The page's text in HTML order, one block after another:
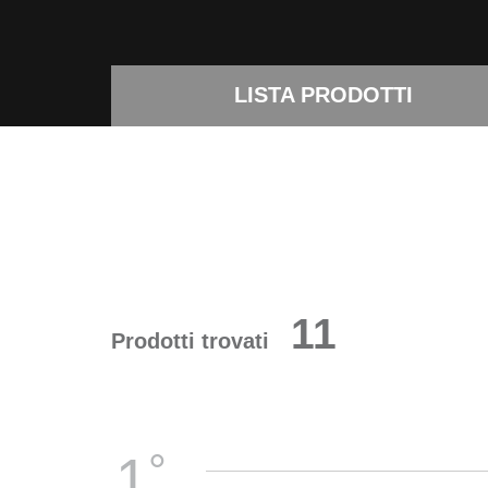
LISTA PRODOTTI
Prodotti trovati 11
°